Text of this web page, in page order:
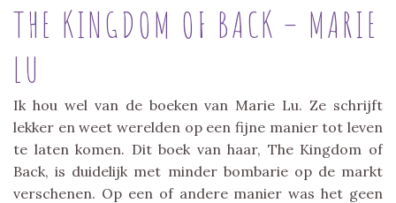
THE KINGDOM OF BACK – MARIE
LU
Ik hou wel van de boeken van Marie Lu. Ze schrijft
lekker en weet werelden op een fijne manier tot leven
te laten komen. Dit boek van haar, The Kingdom of
Back, is duidelijk met minder bombarie op de markt
verschenen. Op een of andere manier was het geen